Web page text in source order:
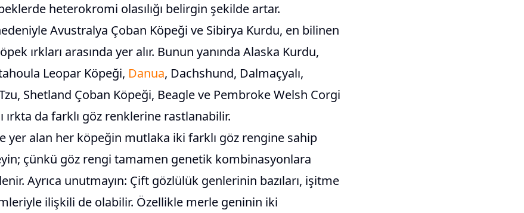
heterokromi olasılığı belirgin şekilde artar.
Avustralya Çoban Köpeği ve Sibirya Kurdu, en bilinen
ırkları arasında yer alır. Bunun yanında Alaska Kurdu,
Leopar Köpeği, Danua, Dachshund, Dalmaçyalı,
Shetland Çoban Köpeği, Beagle ve Pembroke Welsh Corgi
ırkta da farklı göz renklerine rastlanabilir.
yer alan her köpeğin mutlaka iki farklı göz rengine sahip
çünkü göz rengi tamamen genetik kombinasyonlara
Ayrıca unutmayın: Çift gözlülük genlerinin bazıları, işitme
ilişkili de olabilir. Özellikle merle geninin iki